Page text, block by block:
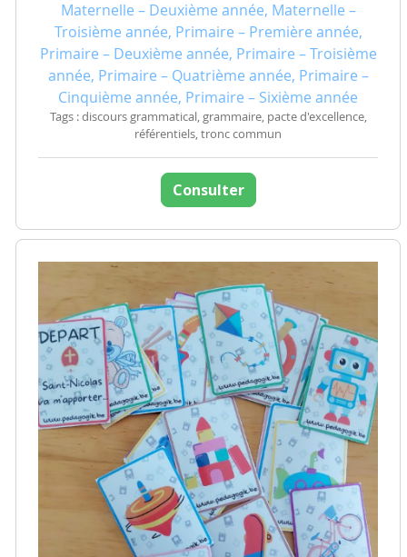
Maternelle – Deuxième année, Maternelle –
Troisième année, Primaire – Première année,
Primaire – Deuxième année, Primaire – Troisième
année, Primaire – Quatrième année, Primaire –
Cinquième année, Primaire – Sixième année
Tags : discours grammatical, grammaire, pacte d'excellence,
référentiels, tronc commun
Consulter